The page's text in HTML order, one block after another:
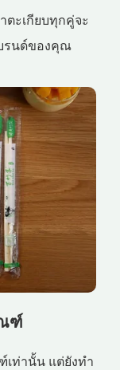
ะเกียบทุกคู่จะ
รนด์ของคุณ
ฑ์
ท่านั้น แต่ยังทำ